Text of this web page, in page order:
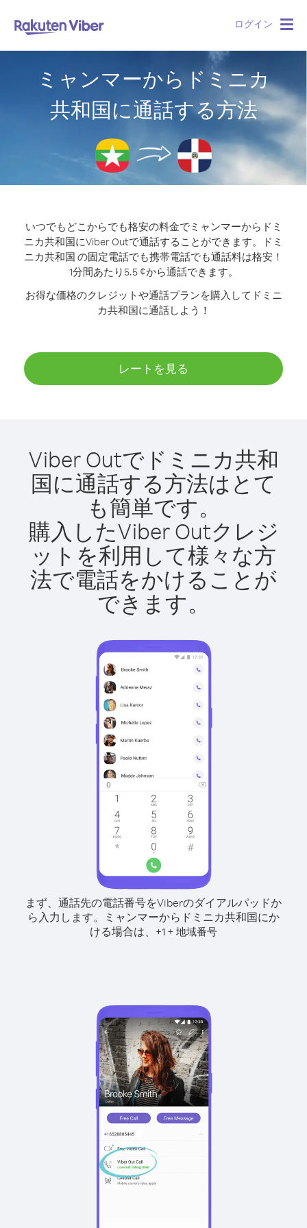
ログイン
ミャンマーからドミニカ
共和国に通話する方法
いつでもどこからでも格安の料金でミャンマーからドミ
ニカ共和国にViber Outで通話することができます。
ドミ
ニカ共和国 の固定電話でも携帯電話でも通話料は格安！
1分間あたり5.5 ¢から通話できます。
お得な価格のクレジットや通話プランを購入してドミニ
カ共和国に通話しよう！
レートを見る
Viber Outでドミニカ共和
国に通話する方法はとて
も簡単です。
購入したViber Outクレジ
ットを利用して様々な方
法で電話をかけることが
できます。
まず、通話先の電話番号をViberのダイアルパッドか
ら入力します。
ミャンマーからドミニカ共和国にか
ける場合は、 +1 + 地域番号